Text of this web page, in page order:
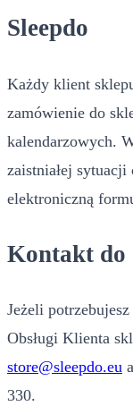
Sleepdo
Każdy klient
zamówienie do
kalendarzowych.
zaistniałej sytuacji
elektroniczną
Kontakt do
Jeżeli
Obsługi Klienta
store@sleepdo.eu
330.